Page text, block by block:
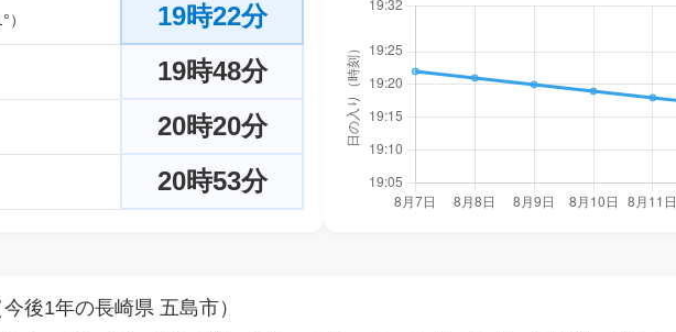
19時22分
19時48分
20時20分
20時53分
後1年の長崎県 五島市）